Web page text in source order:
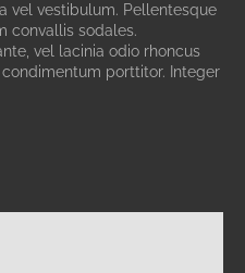
vel vestibulum. Pellentesque
convallis sodales.
vel lacinia odio rhoncus
porttitor. Integer